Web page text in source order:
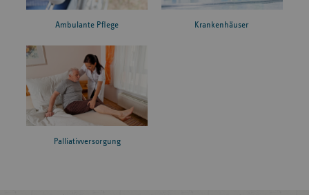
Ambulante Pflege Krankenhäuser
Palliativversorgung